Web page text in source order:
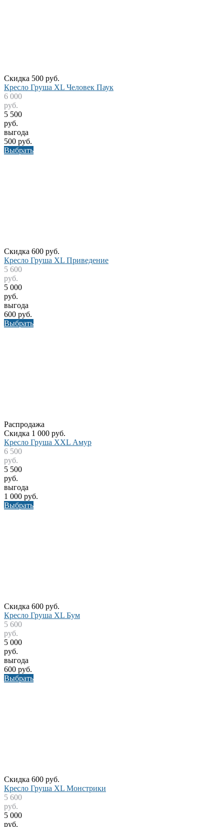
Скидка 500 руб.
Кресло Груша XL Человек Паук
6 000
руб.
5 500
руб.
выгода
500 руб.
Выбрать
Скидка 600 руб.
Кресло Груша XL Приведение
5 600
руб.
5 000
руб.
выгода
600 руб.
Выбрать
Распродажа
Скидка 1 000 руб.
Кресло Груша XXL Амур
6 500
руб.
5 500
руб.
выгода
1 000 руб.
Выбрать
Скидка 600 руб.
Кресло Груша XL Бум
5 600
руб.
5 000
руб.
выгода
600 руб.
Выбрать
Скидка 600 руб.
Кресло Груша XL Монстрики
5 600
руб.
5 000
руб.